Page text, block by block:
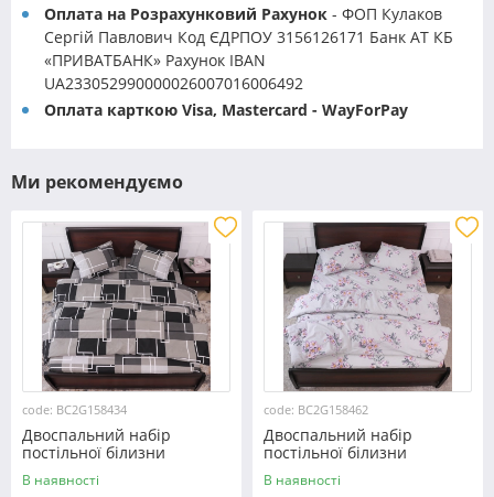
Оплата на Розрахунковий Рахунок - ФОП Кулаков
Сергій Павлович Код ЄДРПОУ 3156126171 Банк АТ КБ
«ПРИВАТБАНК» Рахунок IBAN
UA233052990000026007016006492
Оплата карткою Visa, Mastercard - WayForPay
Ми рекомендуємо
code: BC2G158434
Двоспальний набір
постільної білизни
180*220 із Бязі "Gold"
№158434 Черешенка™
В наявності
code: BC2G158462
Двоспальний набір
постільної білизни
180*220 із Бязі "Gold"
№158462 Черешенька™
В наявності